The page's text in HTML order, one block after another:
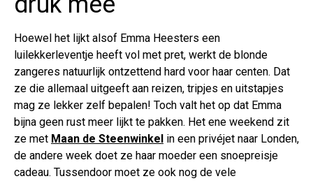
Hoewel het lijkt alsof Emma Heesters een
luilekkerleventje heeft vol met pret, werkt de blonde
zangeres natuurlijk ontzettend hard voor haar centen. Dat
ze die allemaal uitgeeft aan reizen, tripjes en uitstapjes
mag ze lekker zelf bepalen! Toch valt het op dat Emma
bijna geen rust meer lijkt te pakken. Het ene weekend zit
ze met Maan de Steenwinkel in een privéjet naar Londen,
de andere week doet ze haar moeder een snoepreisje
cadeau. Tussendoor moet ze ook nog de vele